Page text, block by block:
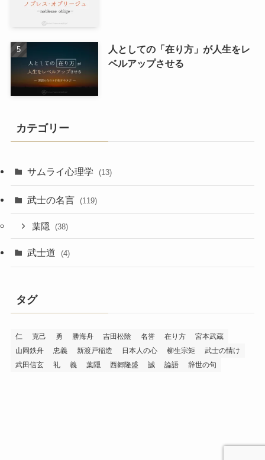
人としての「在り方」が人生をレ
ベルアップさせる
カテゴリー
サムライ心理学 (13)
武士の名言 (119)
葉隠 (38)
武士道 (4)
タグ
仁 克己 勇 勝海舟 吉田松陰 名誉 在り方
宮本武蔵
山岡鉄舟
忠義 新渡戸稲造 日本人の心 柳生宗矩
武士の情け
武田信玄
礼 義 葉隠 西郷隆盛 誠 論語 辞世の句